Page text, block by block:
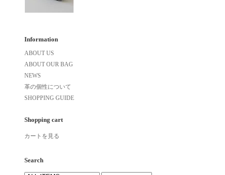
Information
ABOUT US
ABOUT OUR BAG
NEWS
革の個性について
SHOPPING GUIDE
Shopping cart
カートを見る
Search